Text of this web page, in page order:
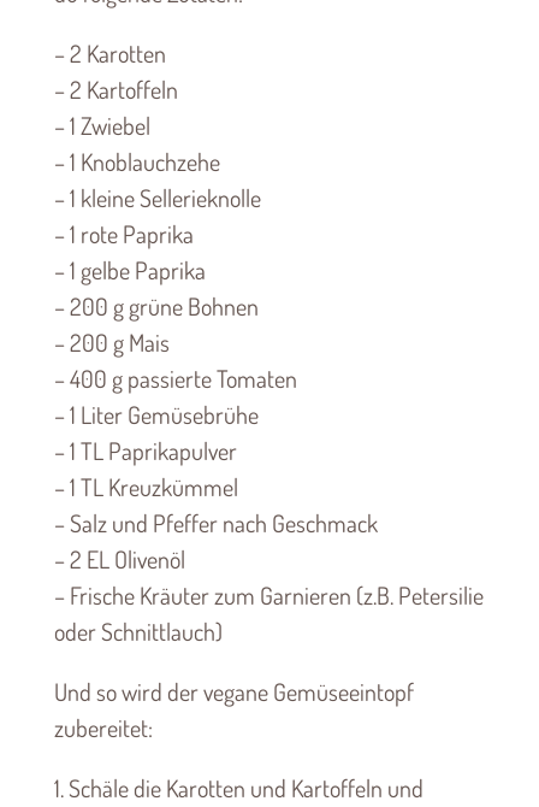
– 2 Karotten
– 2 Kartoffeln
– 1 Zwiebel
– 1 Knoblauchzehe
– 1 kleine Sellerieknolle
– 1 rote Paprika
– 1 gelbe Paprika
– 200 g grüne Bohnen
– 200 g Mais
– 400 g passierte Tomaten
– 1 Liter Gemüsebrühe
– 1 TL Paprikapulver
– 1 TL Kreuzkümmel
– Salz und Pfeffer nach Geschmack
– 2 EL Olivenöl
– Frische Kräuter zum Garnieren (z.B. Petersilie
oder Schnittlauch)
Und so wird der vegane Gemüseeintopf
zubereitet:
1. Schäle die Karotten und Kartoffeln und